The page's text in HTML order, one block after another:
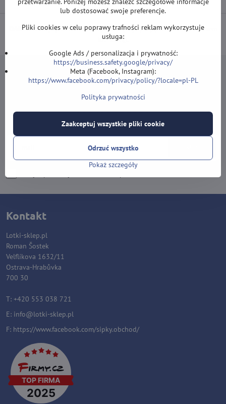
DARMOWA wysyłka od 500 zł(obowiązuje przy płatności przelewem
lub kartą).
Newsletter
Zapisz się do naszego newslettera:
Kontakt
Lotki-sklep.pl
Roman Šostek
Velflíkova 1632/11
Ostrava-Hrabůvka
700 30
T: +420 553 038 721
E: info@lotki-sklep.pl
F: https://www.facebook.com/sipky.obchod/
lub dostosować swoje preferencje.
Pliki cookies w celu poprawy trafności reklam wykorzystuje
usługa:
Google Ads / personalizacja i prywatność:
https://business.safety.google/privacy/
Meta (Facebook, Instagram):
https://www.facebook.com/privacy/policy/?locale=pl-PL
Polityka prywatności
Pokaż szczegóły
Zaakceptuj wszystkie pliki cookie
Odrzuć wszystko